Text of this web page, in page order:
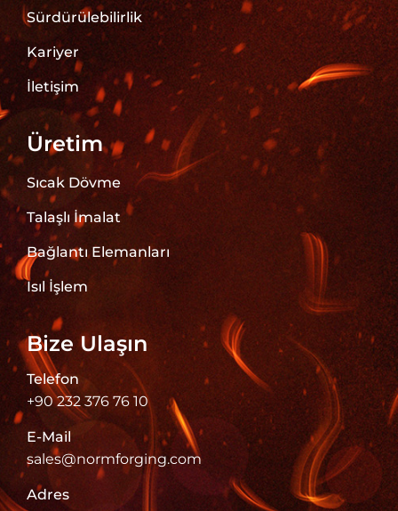
Sürdürülebilirlik
Kariyer
İletişim
Üretim
Sıcak Dövme
Talaşlı İmalat
Bağlantı Elemanları
Isıl İşlem
Bize Ulaşın
Telefon
+90 232 376 76 10
E-Mail
sales@normforging.com
Adres